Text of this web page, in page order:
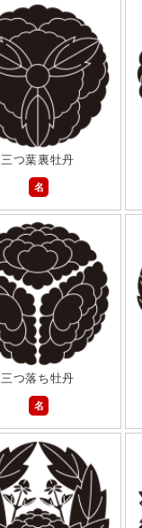
三つ葉裏牡丹
名
三つ落ち牡丹
名